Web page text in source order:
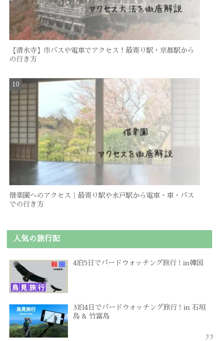
【清水寺】市バスや電車でアクセス！最寄り駅・京都駅から
の行き方
偕楽園へのアクセス｜最寄り駅や水戸駅から電車・車・バス
での行き方
人気の旅行記
4泊5日でバードウォッチング旅行 ! in韓国
3泊4日でバードウォッチング旅行 ! in 石垣
島 & 竹富島